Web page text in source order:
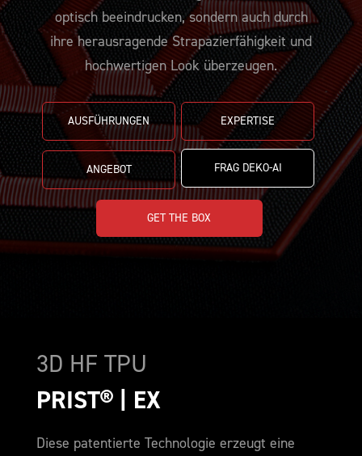
BEMUSTERUNG
CUSTOMIZE YOUR JERSEY
KONTAKT
optisch beeindrucken, sondern auch durch
ihre herausragende Strapazierfähigkeit und
hochwertigen Look überzeugen.
AUSFÜHRUNGEN EXPERTISE
ANGEBOT FRAG DEKO-AI
GET THE BOX
3D HF TPU
PRIST® | EX
Diese patentierte Technologie erzeugt eine